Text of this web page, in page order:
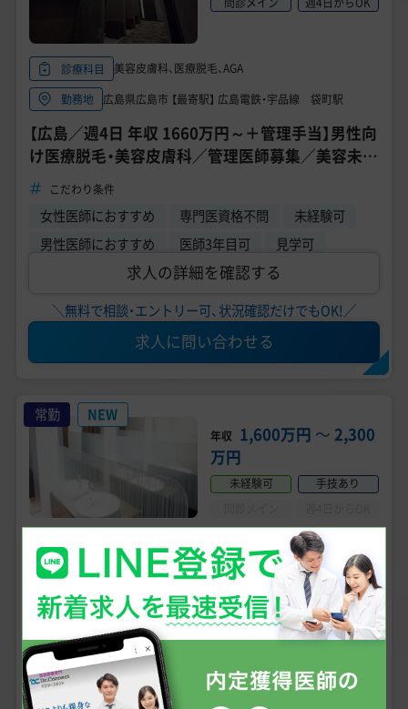
診療科目
美容皮膚科、医療脱毛、AGA
勤務地
広島県広島市 【最寄駅】 広島電鉄・宇品線 袋町駅
【広島／週4日 年収 1660万円～＋管理手当】男性向
け医療脱毛・美容皮膚科／管理医師募集／美容未経
験医師歓迎《ゴリラクリニック 広島院》
こだわり条件
女性医師におすすめ 専門医資格不問
未経験可
男性医師におすすめ
医師3年目可 見学可
求人の詳細を確認する
＼無料で相談・エントリー可、状況確認だけでもOK!／
求人に問い合わせる
常勤 NEW
年収 1,600万円 〜 2,300
万円
未経験可
手技あり
診療科目
美容皮膚科／美容外科
勤務地
北海道札幌市 【最寄駅】 JR 札幌駅
【札幌／週5日 年収 2000万円～】美容皮膚科専任・
常勤医師募集／未経験可／早い者勝ちの大人気求
人《SBC湘南美容クリニック 札幌院》
こだわり条件
女性医師におすすめ 専門医資格不問 未経験可